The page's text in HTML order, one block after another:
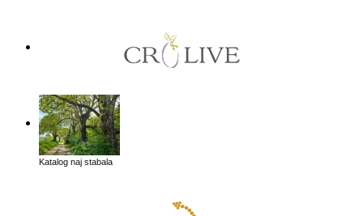
Katalog naj stabala